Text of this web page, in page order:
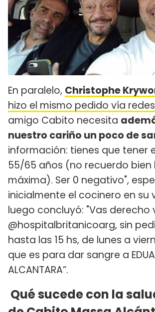
En paralelo, Christophe
hizo el mismo pedido vía
amigo Cabito necesita
nuestro cariño un poco de
información: tienes que tener
55/65 años (no recuerdo bien
máxima). Ser 0 negativo",
inicialmente el cocinero en su
luego concluyó: "Vas derecho
@hospitalbritanicoarg, sin
hasta las 15 hs, de lunes a
que es para dar sangre a
ALCANTARA”.
Qué sucede con la